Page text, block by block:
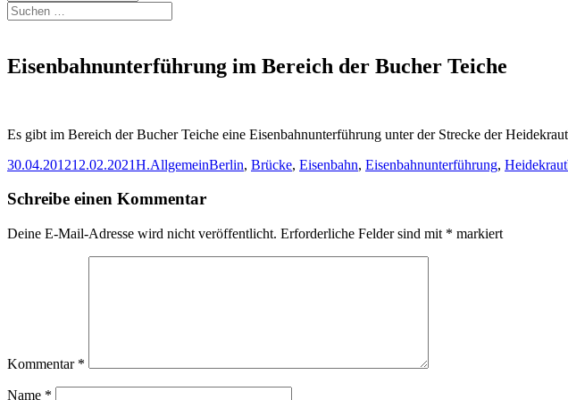
Suchen
nach:
Eisenbahnunterführung im Bereich der Bucher Teiche
Es gibt im Bereich der Bucher Teiche eine Eisenbahnunterführung unter der Strecke der
Veröffentlicht
30.04.201212.02.2021Autor
H.Kategorien
AllgemeinSchlagwörter
Berlin, Brücke, Eisenbahn, Eisenbahnunterführung,
Schreibe einen Kommentar
Deine E-Mail-Adresse wird nicht veröffentlicht. Erforderliche Felder sind mit * markiert
Kommentar *
Name *